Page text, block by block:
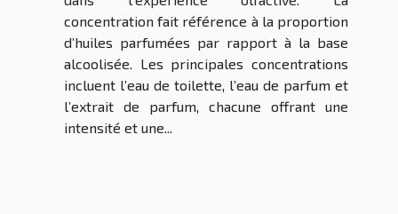
concentration fait référence à la proportion
d’huiles parfumées par rapport à la base
alcoolisée. Les principales concentrations
incluent l’eau de toilette, l’eau de parfum et
l’extrait de parfum, chacune offrant une
intensité et une...